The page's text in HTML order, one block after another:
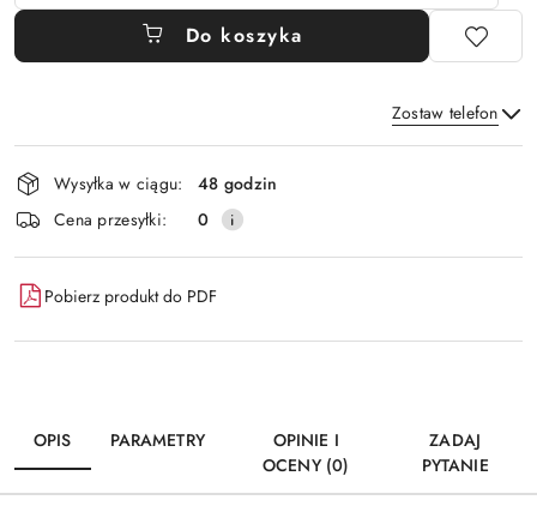
Do koszyka
Zostaw telefon
Wyślij
Dostępność
i
dostawa
Wysyłka w ciągu:
48 godzin
Cena przesyłki:
0
Pobierz produkt do PDF
OPIS PARAMETRY
OPINIE I
OCENY (0)
ZADAJ
PYTANIE